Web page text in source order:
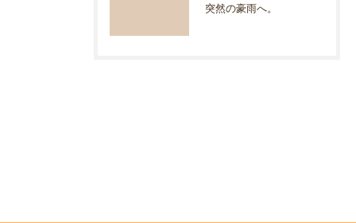
突然の豪雨へ。